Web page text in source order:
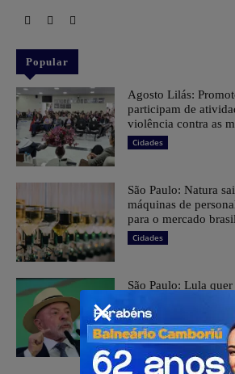
Popular
Agosto Lilás:
participam de
violência contra as
Cidades
São Paulo: Natura
máquinas de
para o mercado
Cidades
São Paulo: Lula
números de queda
Amazônia
Cidades